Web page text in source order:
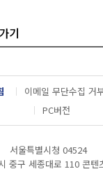
기
이메일 무단수집 거
PC버전
서울특별시청 04524
중구 세종대로 110 콘텐